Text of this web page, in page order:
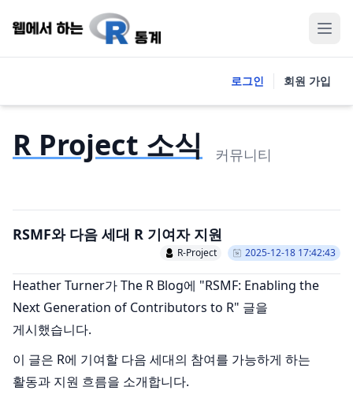
로그인 회원 가입
R Project 소식 커뮤니티
RSMF와 다음 세대 R 기여자 지원
R-Project 2025-12-18 17:42:43
Heather Turner가 The R Blog에 "RSMF: Enabling the
Next Generation of Contributors to R" 글을
게시했습니다.
이 글은 R에 기여할 다음 세대의 참여를 가능하게 하는
활동과 지원 흐름을 소개합니다.